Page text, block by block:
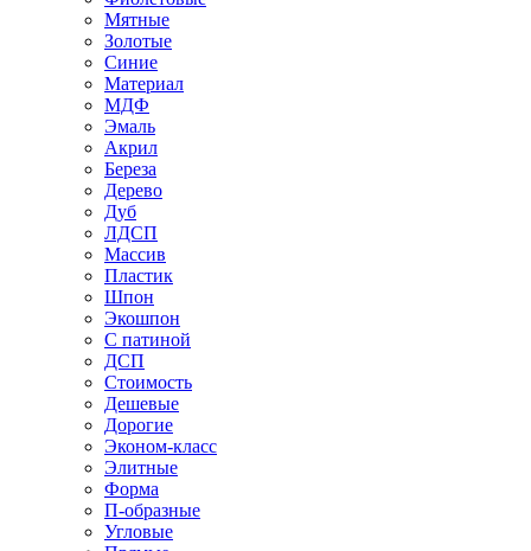
Мятные
Золотые
Синие
Материал
МДФ
Эмаль
Акрил
Береза
Дерево
Дуб
ЛДСП
Массив
Пластик
Шпон
Экошпон
С патиной
ДСП
Стоимость
Дешевые
Дорогие
Эконом-класс
Элитные
Форма
П-образные
Угловые